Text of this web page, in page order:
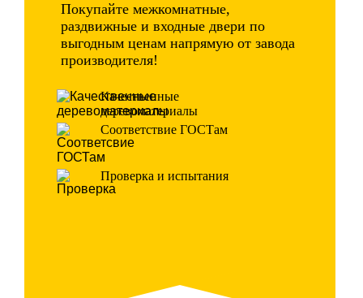
Покупайте межкомнатные,
раздвижные и входные двери по
выгодным ценам напрямую от завода
производителя!
Качественные
деревоматериалы
Соответствие ГОСТам
Проверка и испытания